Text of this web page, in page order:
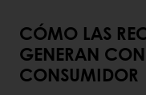
CÓMO LAS
GENERAN
CONSUMIDOR